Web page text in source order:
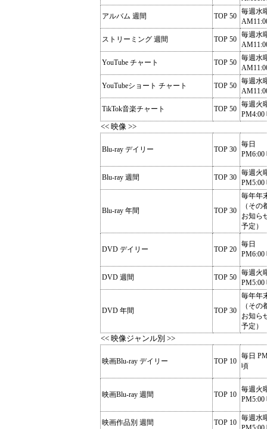
アルバム 週間 TOP 50
毎週水
ストリーミング 週間 TOP 50
毎週水
YouTube チャート TOP 50
毎週水
YouTubeショート チャート TOP 50
毎週水
TikTok音楽チャート TOP 50
毎週火
PM4:00
<< 映像 >>
Blu-ray デイリー TOP 30
毎日
PM6:00
Blu-ray 週間 TOP 30
毎週火
PM5:00
Blu-ray 年間 TOP 30
毎年年
（その
お知ら
予定）
DVD デイリー TOP 20
毎日
PM6:00
DVD 週間 TOP 50
毎週火
PM5:00
DVD 年間 TOP 30
毎年年
（その
お知ら
予定）
<< 映像ジャンル別 >>
映画Blu-ray デイリー TOP 10
毎日
頃
映画Blu-ray 週間 TOP 10
毎週火
PM5:00
映画作品別 週間 TOP 10
毎週水